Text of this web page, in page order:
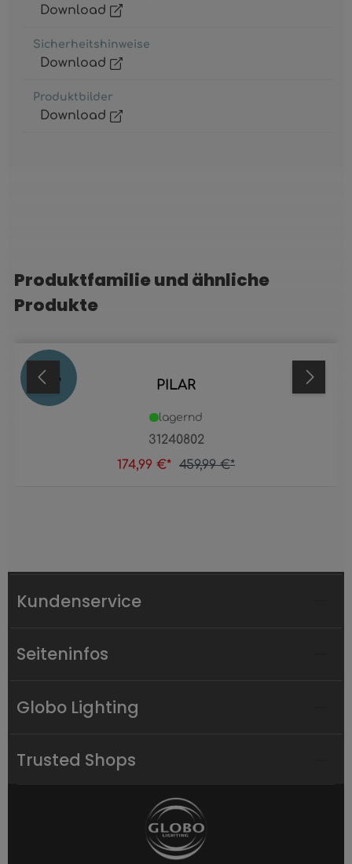
Download
Sicherheitshinweise
Download
Produktbilder
Download
Produktgalerie überspringen
Produktfamilie und ähnliche
Produkte
62 % PILAR
31240802
lagernd
174,99 €* 459,99 €*
Kundenservice
Seiteninfos
Globo Lighting
Trusted Shops